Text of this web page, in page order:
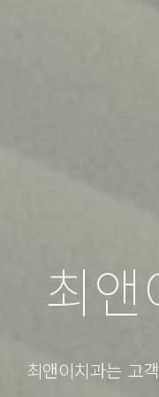
최
최앤이치과는 고